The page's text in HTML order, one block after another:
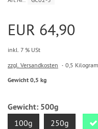
EUR 64,90
inkl. 7 % USt
zzgl. Versandkosten
0,5
Gewicht 0,5 kg
Gewicht: 500g
100g 250g